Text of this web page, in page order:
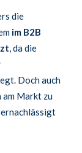
die
im B2B
, da die
Doch auch
am Markt zu